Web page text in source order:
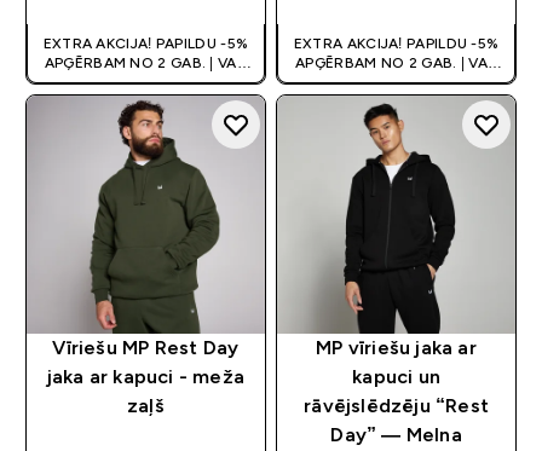
EXTRA AKCIJA! PAPILDU -5%
APĢĒRBAM NO 2 GAB. | VAR
APVIENOT AR KUPONU
EXTRA AKCIJA! PAPILDU -5%
APĢĒRBAM NO 2 GAB. | VAR
APVIENOT AR KUPONU
Vīriešu MP Rest Day
jaka ar kapuci - meža
zaļš
MP vīriešu jaka ar
kapuci un
rāvējslēdzēju “Rest
Day” — Melna